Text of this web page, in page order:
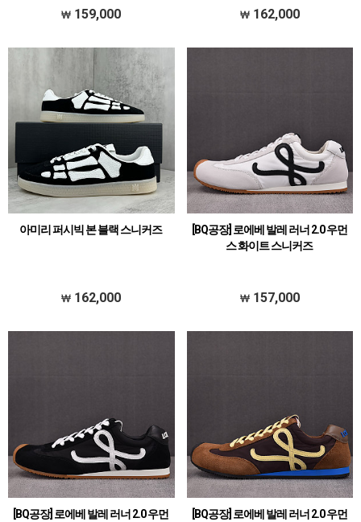
159,000 162,000
아미리 퍼시빅 본 블랙 스니커즈
162,000
[BQ공장] 로에베 발레 러너 2.0 우먼
스 화이트 스니커즈
157,000
[BQ공장] 로에베 발레 러너 2.0 우먼
[BQ공장] 로에베 발레 러너 2.0 우먼